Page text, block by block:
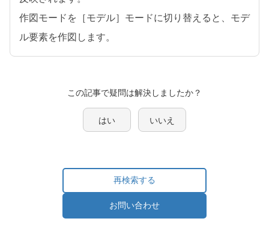
作図モードを［モデル］モードに切り替えると、モデ
ル要素を作図します。
この記事で疑問は解決しましたか？
はい いいえ
再検索する
お問い合わせ